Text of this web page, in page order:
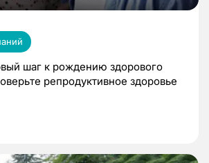
шаг к рождению здорового
репродуктивное здоровье